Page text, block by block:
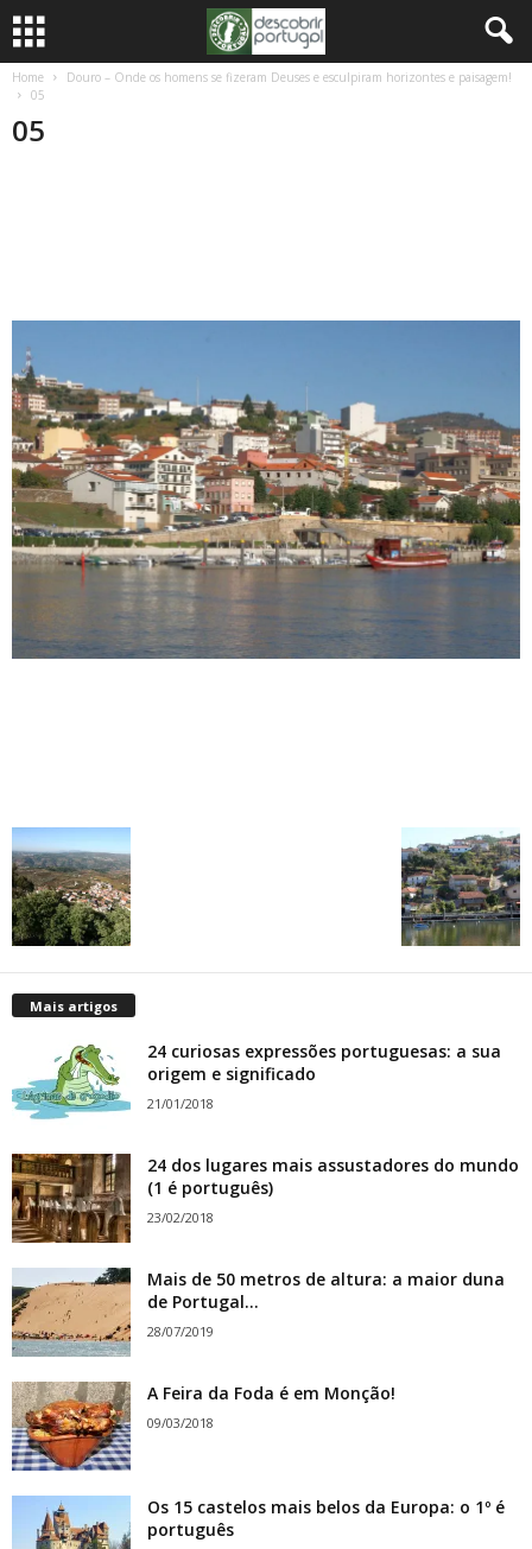
Home
Douro – Onde os homens se fizeram Deuses e esculpiram horizontes e paisagem!
05
05
Mais artigos
24 curiosas expressões portuguesas: a sua
origem e significado
21/01/2018
24 dos lugares mais assustadores do mundo
(1 é português)
23/02/2018
Mais de 50 metros de altura: a maior duna
de Portugal...
28/07/2019
A Feira da Foda é em Monção!
09/03/2018
Os 15 castelos mais belos da Europa: o 1º é
português